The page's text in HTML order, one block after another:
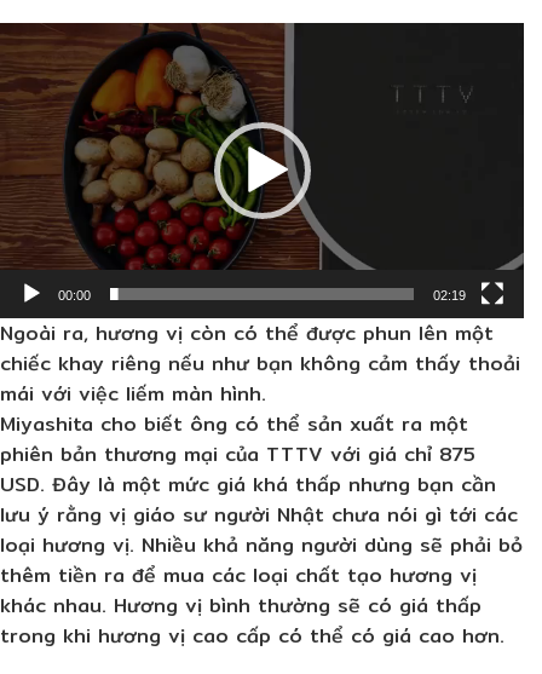
Trình
chơi
Video
00:00 02:19
Ngoài ra, hương vị còn có thể được phun lên một
chiếc khay riêng nếu như bạn không cảm thấy thoải
mái với việc liếm màn hình.
Miyashita cho biết ông có thể sản xuất ra một
phiên bản thương mại của TTTV với giá chỉ 875
USD. Đây là một mức giá khá thấp nhưng bạn cần
lưu ý rằng vị giáo sư người Nhật chưa nói gì tới các
loại hương vị. Nhiều khả năng người dùng sẽ phải bỏ
thêm tiền ra để mua các loại chất tạo hương vị
khác nhau. Hương vị bình thường sẽ có giá thấp
trong khi hương vị cao cấp có thể có giá cao hơn.